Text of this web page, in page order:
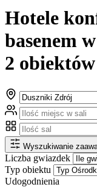
Hotele
basenem
2 obiektów
Wyszukiwanie
Liczba gwiazdek
Typ obiektu
Udogodnienia